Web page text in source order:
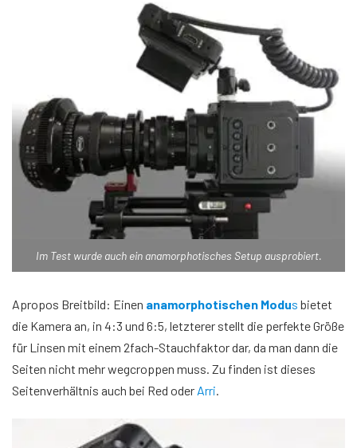
Im Test wurde auch ein anamorphotisches Setup ausprobiert.
Apropos Breitbild: Einen anamorphotischen Modus bietet
die Kamera an, in 4:3 und 6:5, letzterer stellt die perfekte Größe
für Linsen mit einem 2fach-Stauchfaktor dar, da man dann die
Seiten nicht mehr wegcroppen muss. Zu finden ist dieses
Seitenverhältnis auch bei Red oder Arri.